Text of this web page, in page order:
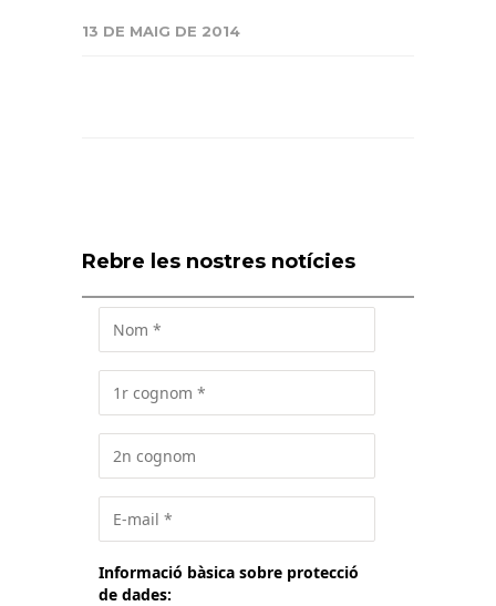
13 DE MAIG DE 2014
Rebre les nostres notícies
Informació bàsica sobre protecció
de dades: